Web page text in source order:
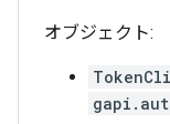
オブジェクト: